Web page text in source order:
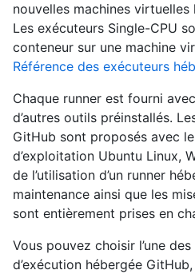
nouvelles machines
Les exécuteurs Single-CPU
conteneur sur une machine
Référence des exécuteurs
Chaque runner est fourni
d’autres outils préinstallés.
GitHub sont proposés avec
d’exploitation Ubuntu Linux,
de l’utilisation d’un runner
maintenance ainsi que les
sont entièrement prises en
Vous pouvez choisir l’une
d’exécution hébergée